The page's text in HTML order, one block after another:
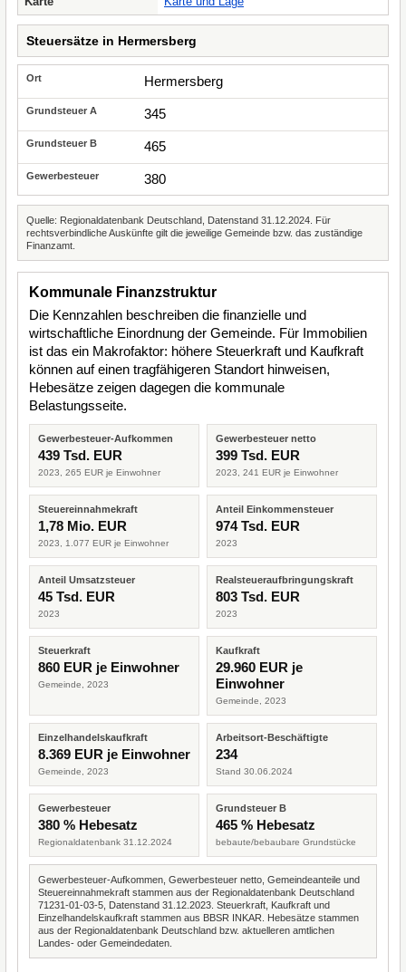
Steuersätze in Hermersberg
Hermersberg
345
465
380
Quelle: Regionaldatenbank Deutschland, Datenstand 31.12.2024. Für
rechtsverbindliche Auskünfte gilt die jeweilige Gemeinde bzw. das zuständige
Finanzamt.
Kommunale Finanzstruktur
Die Kennzahlen beschreiben die finanzielle und
wirtschaftliche Einordnung der Gemeinde. Für Immobilien
ist das ein Makrofaktor: höhere Steuerkraft und Kaufkraft
können auf einen tragfähigeren Standort hinweisen,
Hebesätze zeigen dagegen die kommunale
Belastungsseite.
Gewerbesteuer-Aufkommen
439 Tsd. EUR
2023, 265 EUR je Einwohner
Gewerbesteuer netto
399 Tsd. EUR
2023, 241 EUR je Einwohner
Steuereinnahmekraft
1,78 Mio. EUR
2023, 1.077 EUR je Einwohner
Anteil Einkommensteuer
974 Tsd. EUR
2023
Anteil Umsatzsteuer
45 Tsd. EUR
2023
Realsteueraufbringungskraft
803 Tsd. EUR
2023
Steuerkraft
860 EUR je Einwohner
Gemeinde, 2023
Kaufkraft
29.960 EUR je
Einwohner
Gemeinde, 2023
Einzelhandelskaufkraft
8.369 EUR je Einwohner
Gemeinde, 2023
Arbeitsort-Beschäftigte
234
Stand 30.06.2024
Gewerbesteuer
380 % Hebesatz
Regionaldatenbank 31.12.2024
Grundsteuer B
465 % Hebesatz
bebaute/bebaubare Grundstücke
Gewerbesteuer-Aufkommen, Gewerbesteuer netto, Gemeindeanteile und
Steuereinnahmekraft stammen aus der Regionaldatenbank Deutschland
71231-01-03-5, Datenstand 31.12.2023. Steuerkraft, Kaufkraft und
Einzelhandelskaufkraft stammen aus BBSR INKAR. Hebesätze stammen
aus der Regionaldatenbank Deutschland bzw. aktuelleren amtlichen
Landes- oder Gemeindedaten.